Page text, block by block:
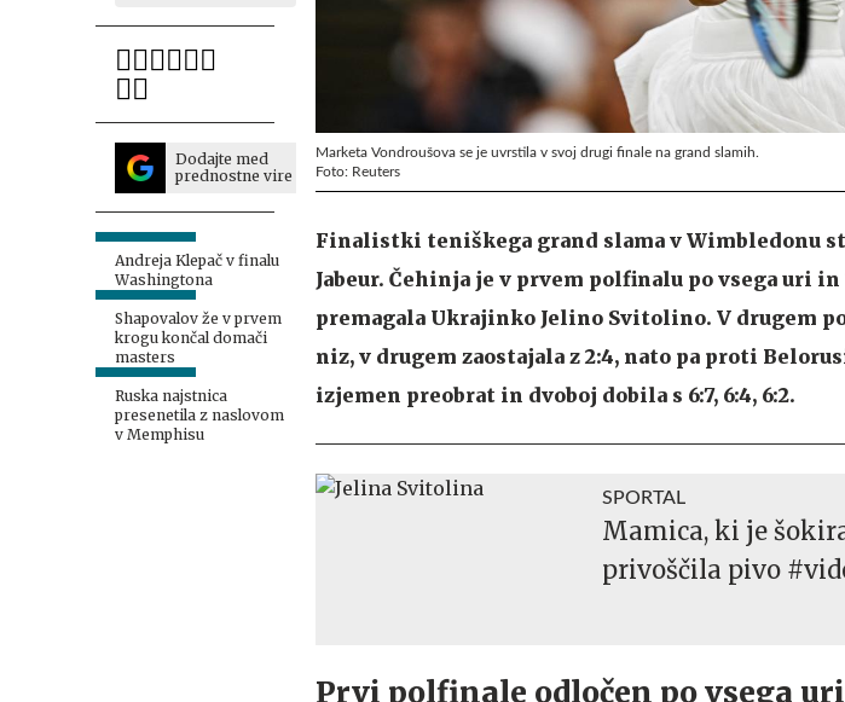
Dodajte med
prednostne vire
Andreja Klepač v finalu
Washingtona
Shapovalov že v prvem
krogu končal domači
masters
Ruska najstnica
presenetila z naslovom
v Memphisu
Marketa Vondroušova se je uvrstila v svoj drugi finale na grand slamih.
Foto: Reuters
Finalistki teniškega grand slama v Wimbledonu
Jabeur. Čehinja je v prvem polfinalu po vsega uri
premagala Ukrajinko Jelino Svitolino. V drugem
niz, v drugem zaostajala z 2:4, nato pa proti
izjemen preobrat in dvoboj dobila s 6:7, 6:4, 6:2.
SPORTAL
Mamica, ki je
privoščila pivo
Prvi polfinale odločen po vsega